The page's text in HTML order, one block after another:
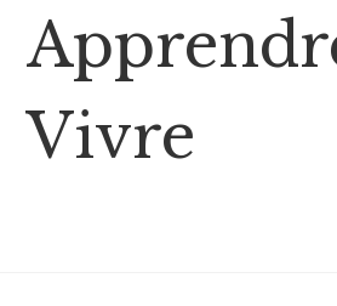
content
Vivre